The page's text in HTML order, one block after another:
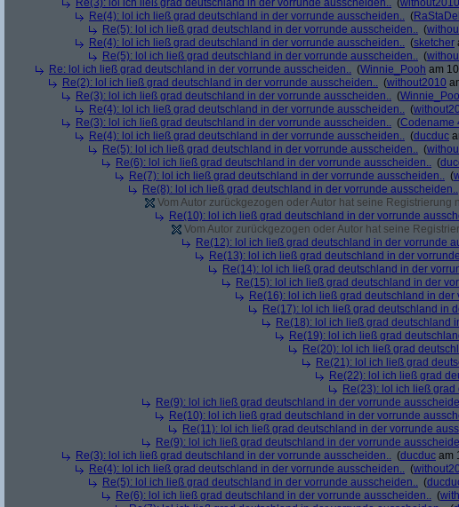
Re(3): lol ich ließ grad deutschland in der vorrunde ausscheiden.. (without2010
Re(4): lol ich ließ grad deutschland in der vorrunde ausscheiden.. (
Re(5): lol ich ließ grad deutschland in der vorrunde ausscheiden.. (
Re(4): lol ich ließ grad deutschland in der vorrunde ausscheiden.. (sketcher
Re(5): lol ich ließ grad deutschland in der vorrunde ausscheiden.. (
Re: lol ich ließ grad deutschland in der vorrunde ausscheiden.. (Winnie_Pooh am
Re(2): lol ich ließ grad deutschland in der vorrunde ausscheiden.. (without2010
Re(3): lol ich ließ grad deutschland in der vorrunde ausscheiden.. (
Re(4): lol ich ließ grad deutschland in der vorrunde ausscheiden.. (
Re(3): lol ich ließ grad deutschland in der vorrunde ausscheiden.. (Codename
Re(4): lol ich ließ grad deutschland in der vorrunde ausscheiden.. (ducduc
Re(5): lol ich ließ grad deutschland in der vorrunde ausscheiden.. (
Re(6): lol ich ließ grad deutschland in der vorrunde ausscheiden.. (
Re(7): lol ich ließ grad deutschland in der vorrunde ausscheiden.. (
Re(8): lol ich ließ grad deutschland in der vorrunde ausscheiden..
Vom Autor zurückgezogen oder Autor hat seine Registrierung
Re(10): lol ich ließ grad deutschland in der vorrunde
Vom Autor zurückgezogen oder Autor hat seine
Re(12): lol ich ließ grad deutschland in der vorrunde
Re(13): lol ich ließ grad deutschland in der
Re(14): lol ich ließ grad deutschland in der
Re(15): lol ich ließ grad deutschland in der
Re(16): lol ich ließ grad deutschland in der
Re(17): lol ich ließ grad deutschland in
Re(18): lol ich ließ grad deutschland
Re(19): lol ich ließ grad
Re(20): lol ich ließ grad
Re(21): lol ich ließ grad
Re(22): lol ich ließ grad
Re(23): lol ich ließ
Re(9): lol ich ließ grad deutschland in der vorrunde
Re(10): lol ich ließ grad deutschland in der vorrunde
Re(11): lol ich ließ grad deutschland in der vorrunde
Re(9): lol ich ließ grad deutschland in der vorrunde
Re(3): lol ich ließ grad deutschland in der vorrunde ausscheiden.. (ducduc am
Re(4): lol ich ließ grad deutschland in der vorrunde ausscheiden.. (
Re(5): lol ich ließ grad deutschland in der vorrunde ausscheiden.. (
Re(6): lol ich ließ grad deutschland in der vorrunde ausscheiden.. (